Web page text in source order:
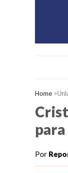
Home
Por